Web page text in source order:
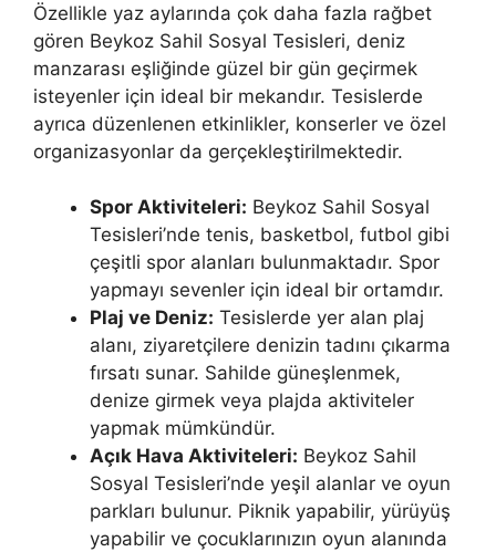
Özellikle yaz aylarında çok daha fazla rağbet
gören Beykoz Sahil Sosyal Tesisleri, deniz
manzarası eşliğinde güzel bir gün geçirmek
isteyenler için ideal bir mekandır. Tesislerde
ayrıca düzenlenen etkinlikler, konserler ve özel
organizasyonlar da gerçekleştirilmektedir.
Spor Aktiviteleri: Beykoz Sahil Sosyal
Tesisleri’nde tenis, basketbol, futbol gibi
çeşitli spor alanları bulunmaktadır. Spor
yapmayı sevenler için ideal bir ortamdır.
Plaj ve Deniz: Tesislerde yer alan plaj
alanı, ziyaretçilere denizin tadını çıkarma
fırsatı sunar. Sahilde güneşlenmek,
denize girmek veya plajda aktiviteler
yapmak mümkündür.
Açık Hava Aktiviteleri: Beykoz Sahil
Sosyal Tesisleri’nde yeşil alanlar ve oyun
parkları bulunur. Piknik yapabilir, yürüyüş
yapabilir ve çocuklarınızın oyun alanında